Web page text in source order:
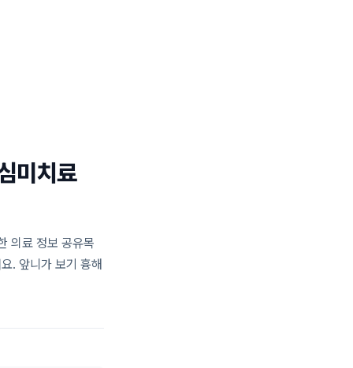
미치료
의료 정보 공유목
. 앞니가 보기 흉해